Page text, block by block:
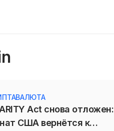
Act снова отложен:
США вернётся к